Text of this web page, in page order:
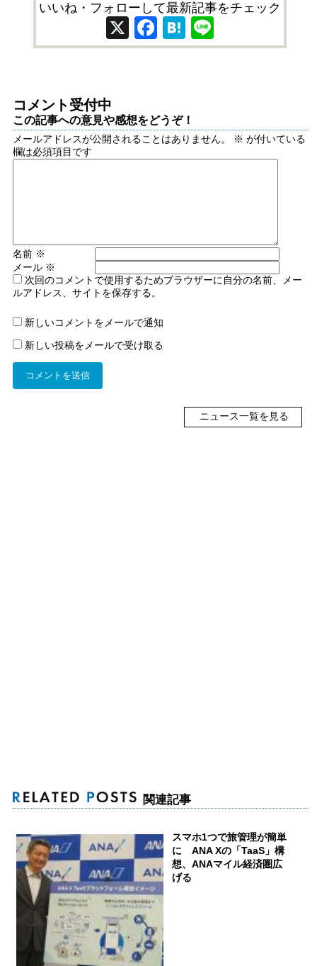
いいね・フォローして最新記事をチェック
X Facebook
Hatena
コメント受付中
この記事への意見や感想をどうぞ！
メールアドレスが公開されることはありません。 ※ が付いている
欄は必須項目です
名前 ※
メール ※
次回のコメントで使用するためブラウザーに自分の名前、メー
ルアドレス、サイトを保存する。
新しいコメントをメールで通知
新しい投稿をメールで受け取る
ニュース一覧を見る
関連記事
スマホ1つで旅管理が簡単
に ANA Xの「TaaS」構
想、ANAマイル経済圏広
げる